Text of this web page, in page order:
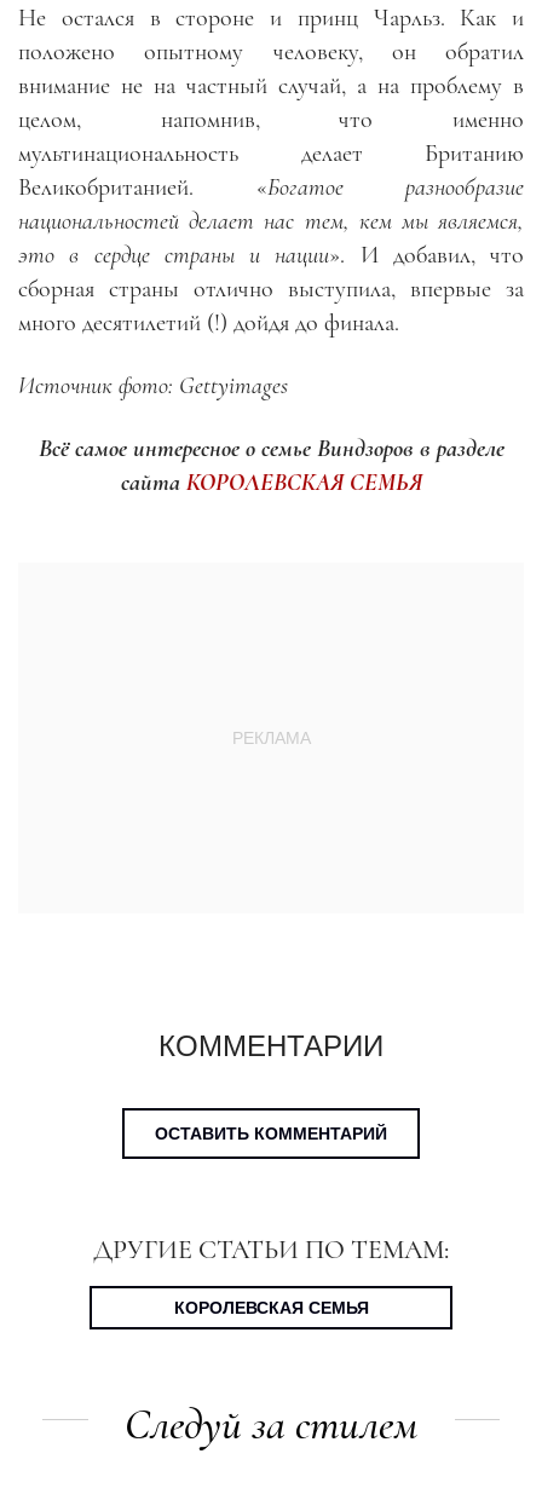
Не остался в стороне и принц Чарльз. Как и
положено опытному человеку, он обратил
внимание не на частный случай, а на проблему в
целом, напомнив, что именно
мультинациональность делает Британию
Великобританией. «Богатое разнообразие
национальностей делает нас тем, кем мы являемся,
это в сердце страны и нации». И добавил, что
сборная страны отлично выступила, впервые за
много десятилетий (!) дойдя до финала.
Источник фото: Gettyimages
Всё самое интересное о семье Виндзоров в разделе
сайта КОРОЛЕВСКАЯ СЕМЬЯ
КОММЕНТАРИИ
ОСТАВИТЬ КОММЕНТАРИЙ
ДРУГИЕ СТАТЬИ ПО ТЕМАМ:
КОРОЛЕВСКАЯ СЕМЬЯ
Следуй за стилем